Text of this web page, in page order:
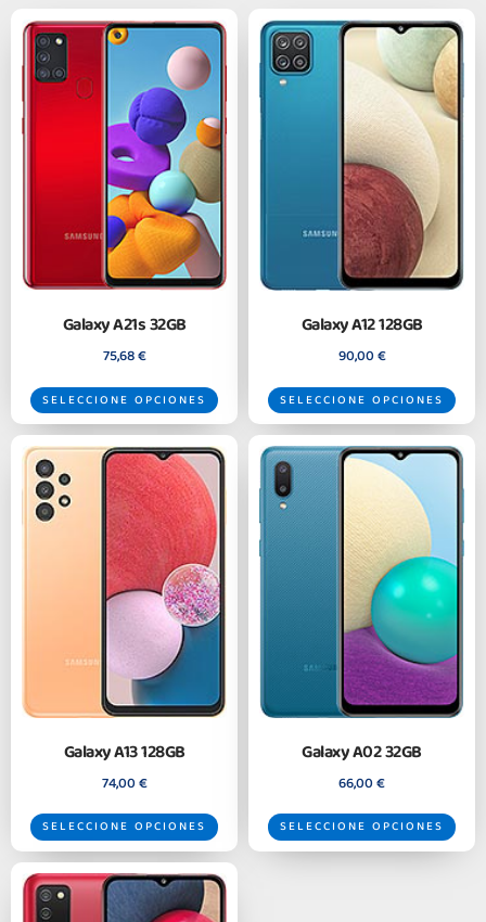
Galaxy A21s 32GB
75,68€
SELECCIONE OPCIONES
Galaxy A12 128GB
90,00€
SELECCIONE OPCIONES
Galaxy A13 128GB
74,00€
SELECCIONE OPCIONES
Galaxy A02 32GB
66,00€
SELECCIONE OPCIONES